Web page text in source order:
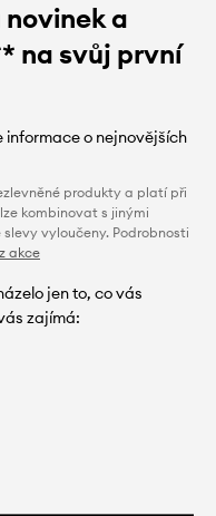
a
na svůj první
informace o nejnovějších
produkty a platí při
kombinovat s jinými
vyloučeny. Podrobnosti
akce
jen to, co vás
zajímá: